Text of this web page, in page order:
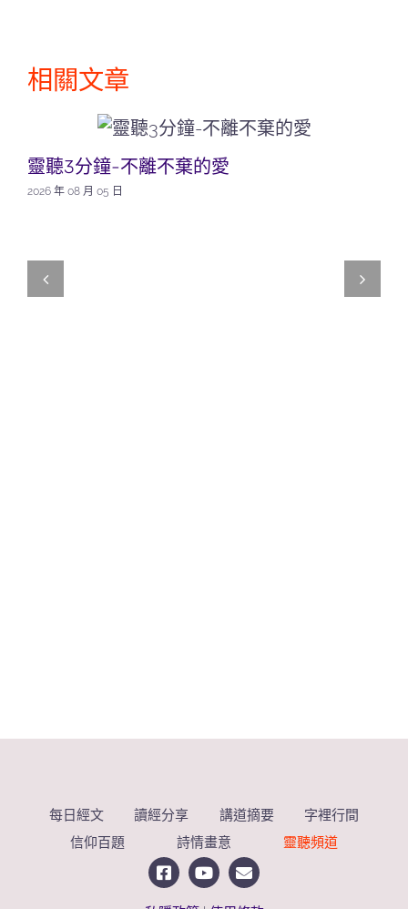
相關文章
靈聽3分鐘-不離不棄的愛
2026 年 08 月 05 日
每日經文 讀經分享 講道摘要
字裡行間
信仰百題
詩情畫意 靈聽頻道